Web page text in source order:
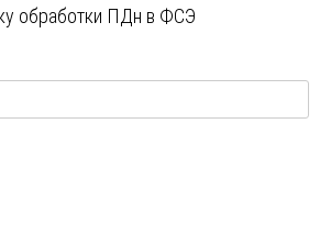
обработки ПДн в ФСЭ